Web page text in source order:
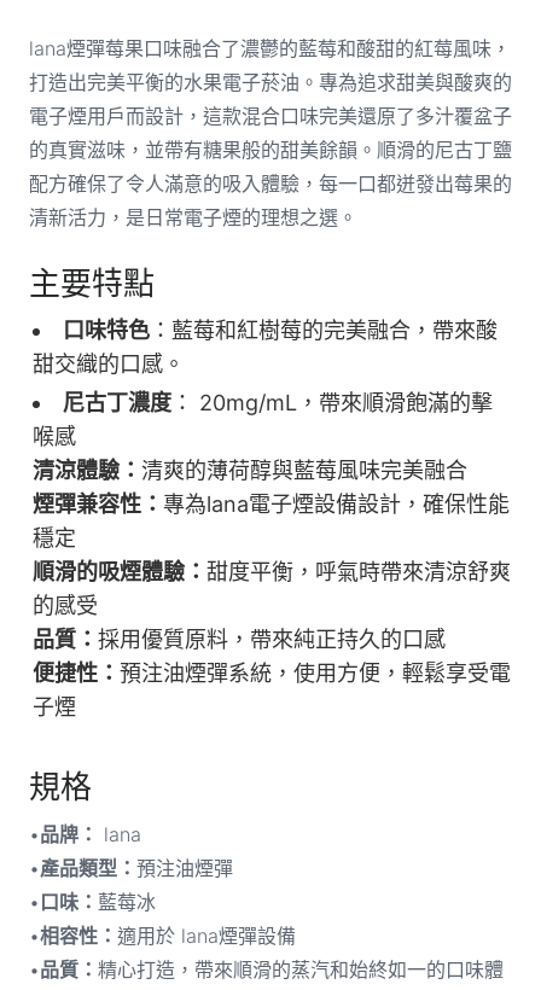
lana煙彈莓果口味融合了濃鬱的藍莓和酸甜的紅莓風味，
打造出完美平衡的水果電子菸油。專為追求甜美與酸爽的
電子煙用戶而設計，這款混合口味完美還原了多汁覆盆子
的真實滋味，並帶有糖果般的甜美餘韻。順滑的尼古丁鹽
配方確保了令人滿意的吸入體驗，每一口都迸發出莓果的
清新活力，是日常電子煙的理想之選。
主要特點
口味特色： 藍莓和紅樹莓的完美融合，帶來酸
甜交織的口感。
尼古丁濃度：
20mg/mL，帶來順滑飽滿的擊
喉感
清涼體驗： 清爽的薄荷醇與藍莓風味完美融合
煙彈兼容性： 專為lana電子煙設備設計，確保性能
穩定
順滑的吸煙體驗： 甜度平衡，呼氣時帶來清涼舒爽
的感受
品質： 採用優質原料，帶來純正持久的口感
便捷性： 預注油煙彈系統，使用方便，輕鬆享受電
子煙
規格
•品牌： lana
•產品類型： 預注油煙彈
• 口味： 藍莓冰
•相容性： 適用於 lana煙彈設備
•品質： 精心打造，帶來順滑的蒸汽和始終如一的口味體